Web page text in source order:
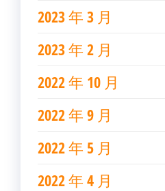
2023 年 3 月
2023 年 2 月
2022 年 10 月
2022 年 9 月
2022 年 5 月
2022 年 4 月